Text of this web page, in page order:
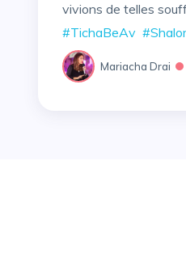
vivions de telles
#TichaBeAv
Mariacha Drai